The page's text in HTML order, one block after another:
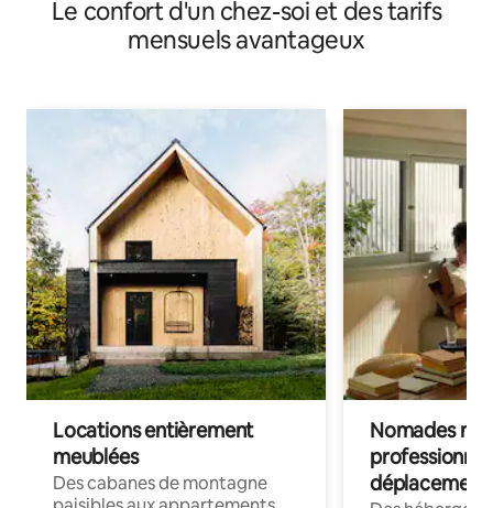
Netflix
Le confort d'un chez-soi et des tarifs
mensuels avantageux
Locations entièrement
meublées
Des cabanes de montagne
Nomades
déplacement